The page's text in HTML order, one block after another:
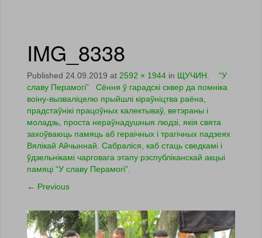
IMG_8338
Published 24.09.2019 at 2592 × 1944 in ЩУЧИН. “У
славу Перамогі” Сёння ў гарадскі сквер да помніка
воіну-вызваліцелю прыйшлі кіраўніцтва раёна,
прадстаўнікі працоўных калектываў, ветэраны і
моладзь, проста нераўнадушныя людзі, якія свята
захоўваюць памяць аб гераічных і трагічных падзеях
Вялікай Айчыннай. Сабраліся, каб стаць сведкамі і
ўдзельнікамі чарговага этапу рэспубліканскай акцыі
памяці “У славу Перамогі”.
← Previous